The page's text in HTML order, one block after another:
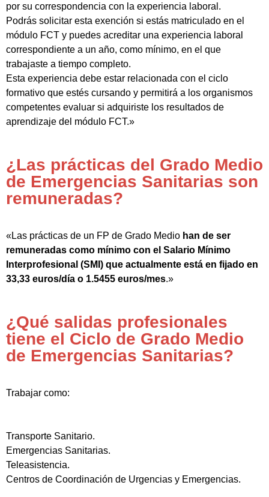
por su correspondencia con la experiencia laboral.
Podrás solicitar esta exención si estás matriculado en el
módulo FCT y puedes acreditar una experiencia laboral
correspondiente a un año, como mínimo, en el que
trabajaste a tiempo completo.
Esta experiencia debe estar relacionada con el ciclo
formativo que estés cursando y permitirá a los organismos
competentes evaluar si adquiriste los resultados de
aprendizaje del módulo FCT.»
¿Las prácticas del Grado Medio
de Emergencias Sanitarias son
remuneradas?
«Las prácticas de un FP de Grado Medio han de ser
remuneradas como mínimo con el Salario Mínimo
Interprofesional (SMI) que actualmente está en fijado en
33,33 euros/día o 1.5455 euros/mes.»
¿Qué salidas profesionales
tiene el Ciclo de Grado Medio
de Emergencias Sanitarias?
Trabajar como:
Transporte Sanitario.
Emergencias Sanitarias.
Teleasistencia.
Centros de Coordinación de Urgencias y Emergencias.